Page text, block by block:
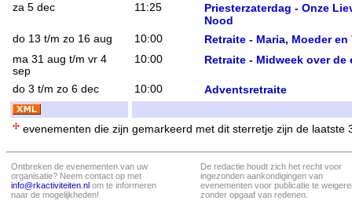
za 5 dec 11:25
Priesterzaterdag - Onze
Nood
do 13 t/m zo 16 aug 10:00 Retraite - Maria, Moeder
ma 31 aug t/m vr 4
sep
10:00 Retraite - Midweek over de
do 3 t/m zo 6 dec 10:00 Adventsretraite
evenementen die zijn gemarkeerd met dit sterretje zijn de laatste
Ontbreken de evenementen van uw
organisatie? Neem contact op met
info@rkactiviteiten.nl om te informeren
naar de mogelijkheden!
De redactie houdt zich het recht voor
ingezonden aankondigingen van
evenementen voor publicatie te
zonder opgaaf van redenen.